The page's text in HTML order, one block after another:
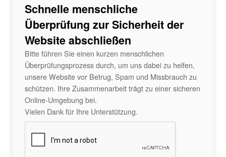
Schnelle menschliche
Überprüfung zur Sicherheit der
Website abschließen
Bitte führen Sie einen kurzen menschlichen
Überprüfungsprozess durch, um uns dabei zu helfen,
unsere Website vor Betrug, Spam und Missbrauch zu
schützen. Ihre Zusammenarbeit trägt zu einer sicheren
Online-Umgebung bei.
Vielen Dank für Ihre Unterstützung.